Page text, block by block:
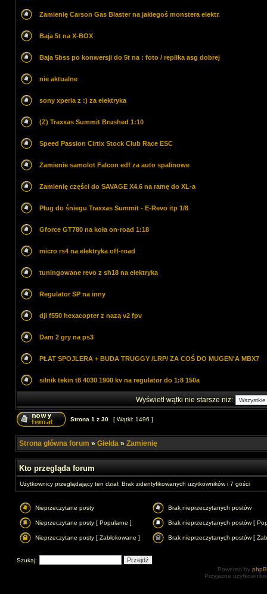
Zamienię Carson Gas Blaster na jakiegoś monstera elektr.
Baja 5t na X-BOX
Baja 5bss po konwersji do 5t na : foto / replika asg dobrej
nie aktualne
sony xperia z :) za elektryka
(Z) Traxxas Summit Brushed 1:10
Speed Passion Cirtix Stock Club Race ESC
Zamienie samolot Falcon edf za auto spalinowe
Zamienię części do SAVAGE X4.6 na ramę do XL-a
Pług do śniegu Traxxas Summit - E-Revo itp 1/8
Gforce GT780 na koła on-road 1:18
micro rs4 na elektryka off-road
tuningowane revo z sh18 na elektryka
Regulator SP na inny
dji f550 hexacopter z nazą v2 fpv
Dam 2 gry na ps3
PŁAT SPOJLERA + BUDA TRUGGY /LRP/ ZA COŚ DO MUGEN'A MBX7
silnik tekin t8 4030 1900 kv na regulator do 1:8 150a
Wyświetl wątki nie starsze niż:
Strona 1 z 30 [ Wątki: 1496 ]
Strona główna forum » Giełda » Zamienię
Kto przegląda forum
Użytkownicy przeglądający ten dział: Brak zidentyfikowanych użytkowników i 7 gości
Nieprzeczytane posty Brak nieprzeczytanych postów
Nieprzeczytane posty [ Popularne ] Brak nieprzeczytanych postów [
Nieprzeczytane posty [ Zablokowane ] Brak nieprzeczytanych postów [
Szukaj:
Powered by
Przyjazne